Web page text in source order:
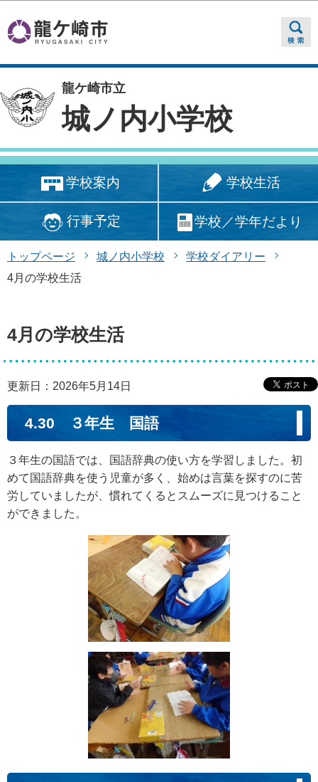
龍ケ崎市立
城ノ内小学校
学校案内 学校生活
行事予定 学校／学年だより
トップページ 城ノ内小学校
学校ダイアリー
4月の学校生活
4月の学校生活
更新日：2026年5月14日
4.30 ３年生 国語
３年生の国語では、国語辞典の使い方を学習しました。初
めて国語辞典を使う児童が多く、始めは言葉を探すのに苦
労していましたが、慣れてくるとスムーズに見つけること
ができました。